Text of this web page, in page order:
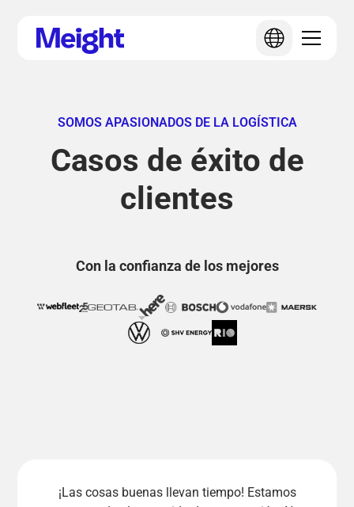
SOMOS APASIONADOS DE LA LOGÍSTICA
Casos de éxito de
clientes
Con la confianza de los mejores
¡Las cosas buenas llevan tiempo! Estamos